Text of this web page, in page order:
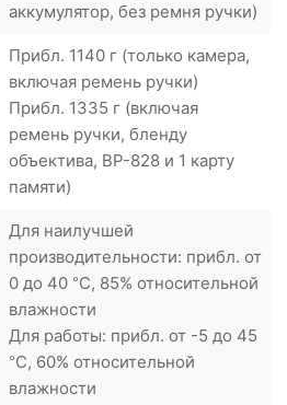
аккумулятор, без ремня ручки)
Прибл. 1140 г (только камера,
включая ремень ручки)
Прибл. 1335 г (включая
ремень ручки, бленду
объектива, BP-828 и 1 карту
памяти)
Для наилучшей
производительности: прибл. от
0 до 40 °C, 85% относительной
влажности
Для работы: прибл. от -5 до 45
°C, 60% относительной
влажности